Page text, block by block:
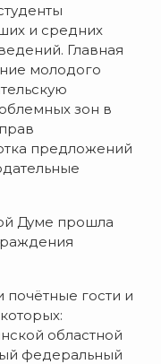
и средних
Главная
молодого
зон в
предложений
Думе прошла
почётные гости и
областной
федеральный